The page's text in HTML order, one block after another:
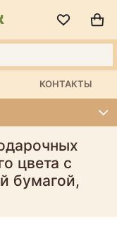
КОНТАКТЫ
цвета с
бумагой,